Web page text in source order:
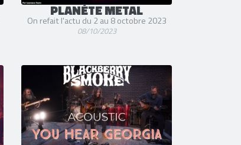
PLANÈTE METAL
On refait l'actu du 2 au 8 octobre 2023
08/10/2023